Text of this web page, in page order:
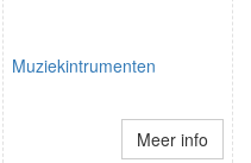
Muziekintrumenten
Meer info